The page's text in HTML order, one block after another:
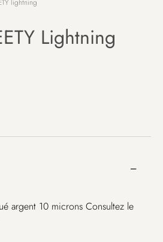
lightning
Lightning
argent 10 microns Consultez le